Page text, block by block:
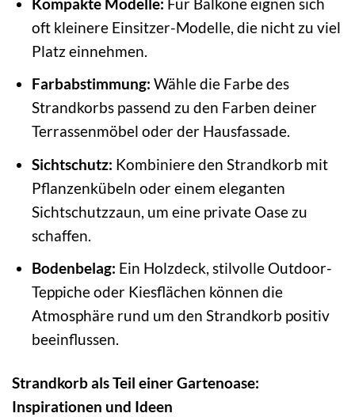
oft kleinere Einsitzer-Modelle, die nicht zu viel
Platz einnehmen.
Farbabstimmung: Wähle die Farbe des
Strandkorbs passend zu den Farben deiner
Terrassenmöbel oder der Hausfassade.
Sichtschutz: Kombiniere den Strandkorb mit
Pflanzenkübeln oder einem eleganten
Sichtschutzzaun, um eine private Oase zu
schaffen.
Bodenbelag: Ein Holzdeck, stilvolle Outdoor-
Teppiche oder Kiesflächen können die
Atmosphäre rund um den Strandkorb positiv
beeinflussen.
Strandkorb als Teil einer Gartenoase:
Inspirationen und Ideen